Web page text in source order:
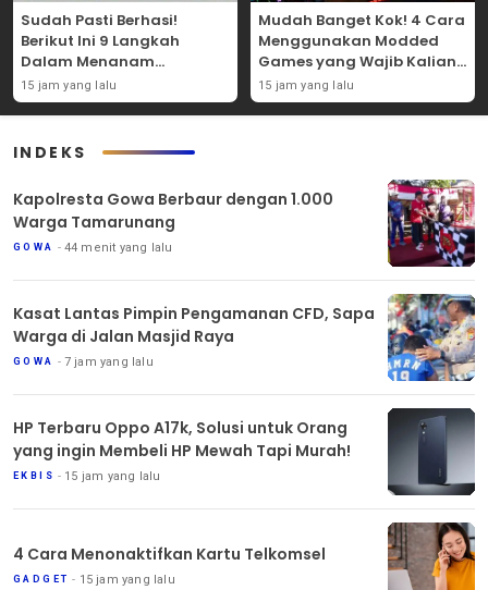
Sudah Pasti Berhasi!
Berikut Ini 9 Langkah
Dalam Menanam
Tanaman Carpet Seed Di
Aquascape!
15 jam yang lalu
Mudah Banget Kok! 4 Cara
Menggunakan Modded
Games yang Wajib Kalian
Coba Sendiri!
15 jam yang lalu
INDEKS
Kapolresta Gowa Berbaur dengan 1.000
Warga Tamarunang
GOWA 44 menit yang lalu
Kasat Lantas Pimpin Pengamanan CFD, Sapa
Warga di Jalan Masjid Raya
GOWA 7 jam yang lalu
HP Terbaru Oppo A17k, Solusi untuk Orang
yang ingin Membeli HP Mewah Tapi Murah!
EKBIS 15 jam yang lalu
4 Cara Menonaktifkan Kartu Telkomsel
GADGET 15 jam yang lalu